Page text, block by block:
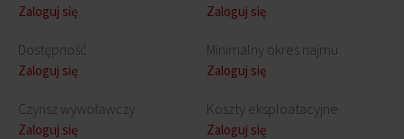
Zaloguj się
Dostępność
Zaloguj się
Czynsz wywoławczy
Zaloguj się
Zaloguj się
Minimalny okres najmu
Zaloguj się
Koszty eksploatacyjne
Zaloguj się